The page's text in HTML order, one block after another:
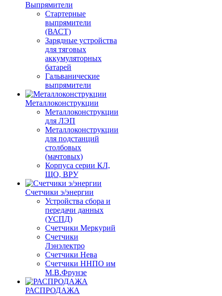
Выпрямители
Стартерные
выпрямители
(ВАСТ)
Зарядные устройства
для тяговых
аккумуляторных
батарей
Гальванические
выпрямители
Металлоконструкции
Металлоконструкции
для ЛЭП
Металлоконструкции
для подстанций
столбовых
(мачтовых)
Корпуса серии КЛ,
ЩО, ВРУ
Счетчики э/энергии
Устройства сбора и
передачи данных
(УСПД)
Счетчики Меркурий
Счетчики
Лэнэлектро
Счетчики Нева
Счетчики ННПО им
М.В.Фрунзе
РАСПРОДАЖА